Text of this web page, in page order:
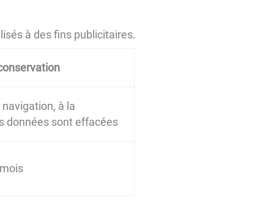
à des fins publicitaires.
à la
données sont effacées